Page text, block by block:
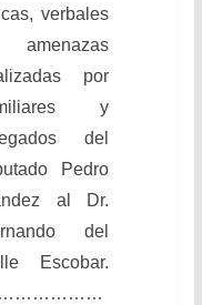
verbales
por
y
del
Pedro
al Dr.
del
Escobar.